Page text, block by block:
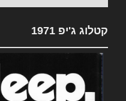
קטלוג ג'יפ 1971